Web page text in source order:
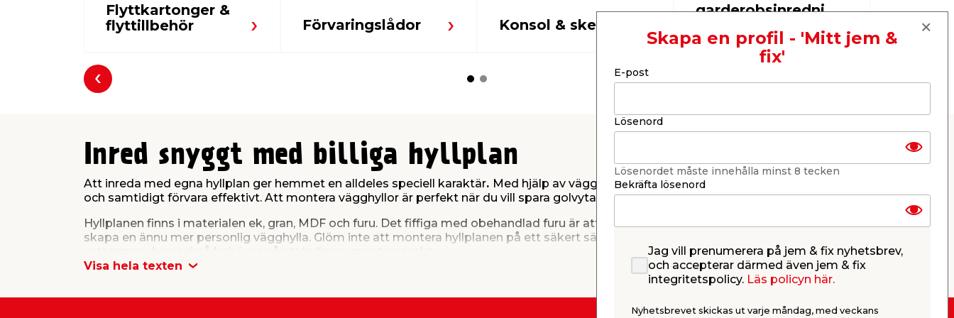
Flyttkartonger &
flyttillbehör
Förvaringslådor Konsol & skena
garderobsinredni
Föregående Nästa
Inred snyggt med billiga hyllplan
Att inreda med egna hyllplan ger hemmet en alldeles speciell karaktär. Med hjälp av vägghyllor kan du skapa din egna, personliga stil
och samtidigt förvara effektivt. Att montera vägghyllor är perfekt när du vill spara golvyta eller kanske vill utnyttja en lite mindre väggyta.
Hyllplanen finns i materialen ek, gran, MDF och furu. Det fiffiga med obehandlad furu är att du kan måla dem i en valfri färg och på så sätt
skapa en ännu mer personlig vägghylla. Glöm inte att montera hyllplanen på ett säkert sätt – kika gärna på våra infästningar. Ett
Visa hela texten
Skapa en profil - 'Mitt jem &
fix'
E-post
Lösenord
Lösenordet måste innehålla minst 8 tecken
Bekräfta lösenord
Jag vill prenumerera på jem & fix nyhetsbrev,
och accepterar därmed även jem & fix
integritetspolicy. Läs policyn här.
Nyhetsbrevet skickas ut varje måndag, med veckans